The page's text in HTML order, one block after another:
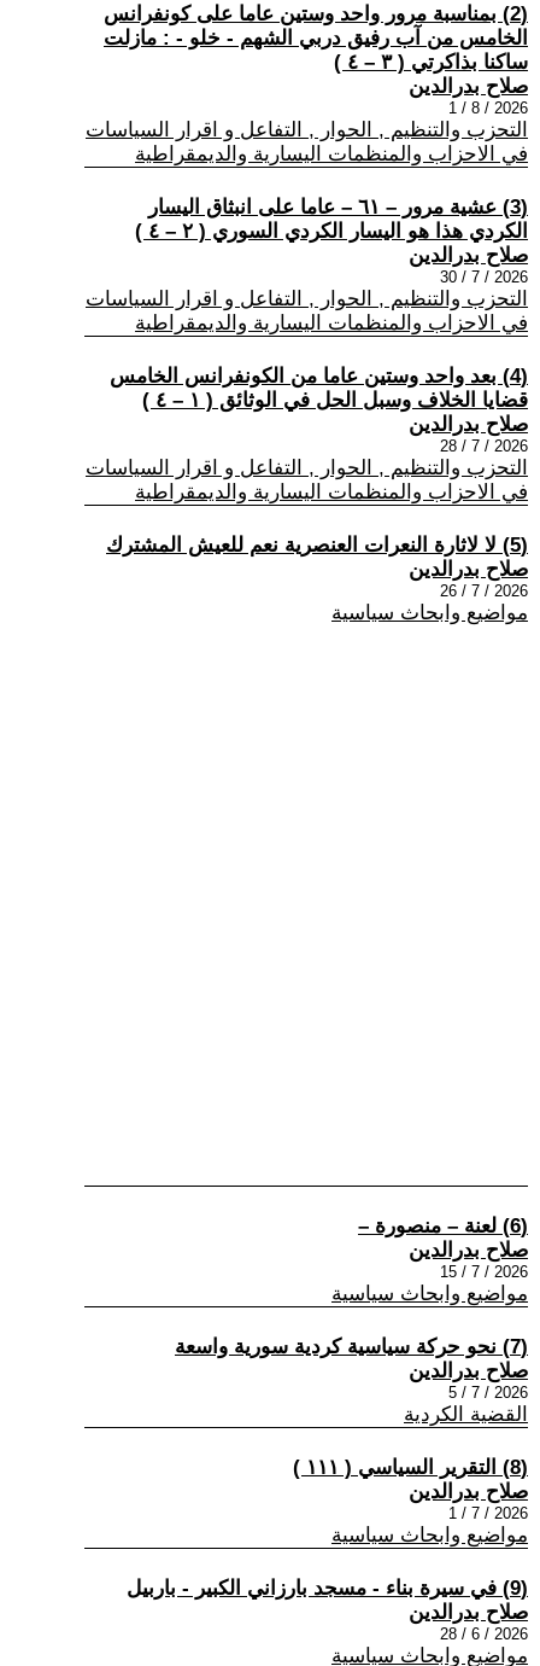
(2) بمناسبة مرور واحد وستين عاما على كونفرانس
الخامس من آب رفيق دربي الشهم - خلو - : مازلت
ساكنا بذاكرتي ( ٣ – ٤ )
صلاح بدرالدين
2026 / 8 / 1
التحزب والتنظيم , الحوار , التفاعل و اقرار السياسات
في الاحزاب والمنظمات اليسارية والديمقراطية
(3) عشية مرور – ٦١ – عاما على انبثاق اليسار
الكردي هذا هو اليسار الكردي السوري ( ٢ – ٤ )
صلاح بدرالدين
2026 / 7 / 30
التحزب والتنظيم , الحوار , التفاعل و اقرار السياسات
في الاحزاب والمنظمات اليسارية والديمقراطية
(4) بعد واحد وستين عاما من الكونفرانس الخامس
قضايا الخلاف وسبل الحل في الوثائق ( ١ – ٤ )
صلاح بدرالدين
2026 / 7 / 28
التحزب والتنظيم , الحوار , التفاعل و اقرار السياسات
في الاحزاب والمنظمات اليسارية والديمقراطية
(5) لا لاثارة النعرات العنصرية نعم للعيش المشترك
صلاح بدرالدين
2026 / 7 / 26
مواضيع وابحاث سياسية
(6) لعنة – منصورة –
صلاح بدرالدين
2026 / 7 / 15
مواضيع وابحاث سياسية
(7) نحو حركة سياسية كردية سورية واسعة
صلاح بدرالدين
2026 / 7 / 5
القضية الكردية
(8) التقرير السياسي ( ١١١ )
صلاح بدرالدين
2026 / 7 / 1
مواضيع وابحاث سياسية
(9) في سيرة بناء - مسجد بارزاني الكبير - باربيل
صلاح بدرالدين
2026 / 6 / 28
مواضيع وابحاث سياسية